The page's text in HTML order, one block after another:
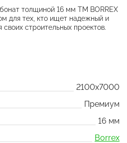
толщиной 16 мм ТМ BORREX
для тех, кто ищет надежный и
строительных проектов.
2100x7000
Премиум
16 мм
Borrex